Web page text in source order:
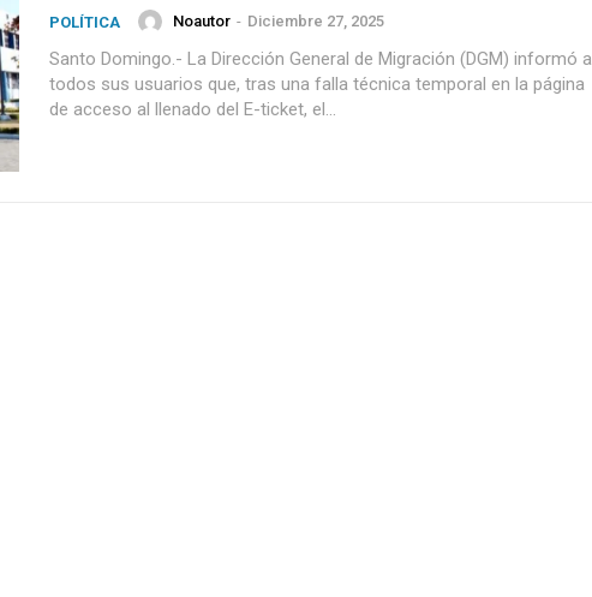
POLÍTICA Noautor - Diciembre 27, 2025
Santo Domingo.- La Dirección General de Migración (DGM) informó a
todos sus usuarios que, tras una falla técnica temporal en la página
de acceso al llenado del E-ticket, el...